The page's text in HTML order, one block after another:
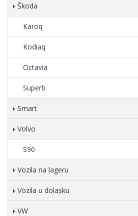
Škoda
Karoq
Kodiaq
Octavia
Superb
Smart
Volvo
S90
Vozila na lageru
Vozila u dolasku
VW